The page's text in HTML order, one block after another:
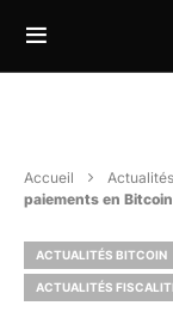
Accueil
paiements en
ACTUALITÉS BITCOIN
ACTUALITÉS